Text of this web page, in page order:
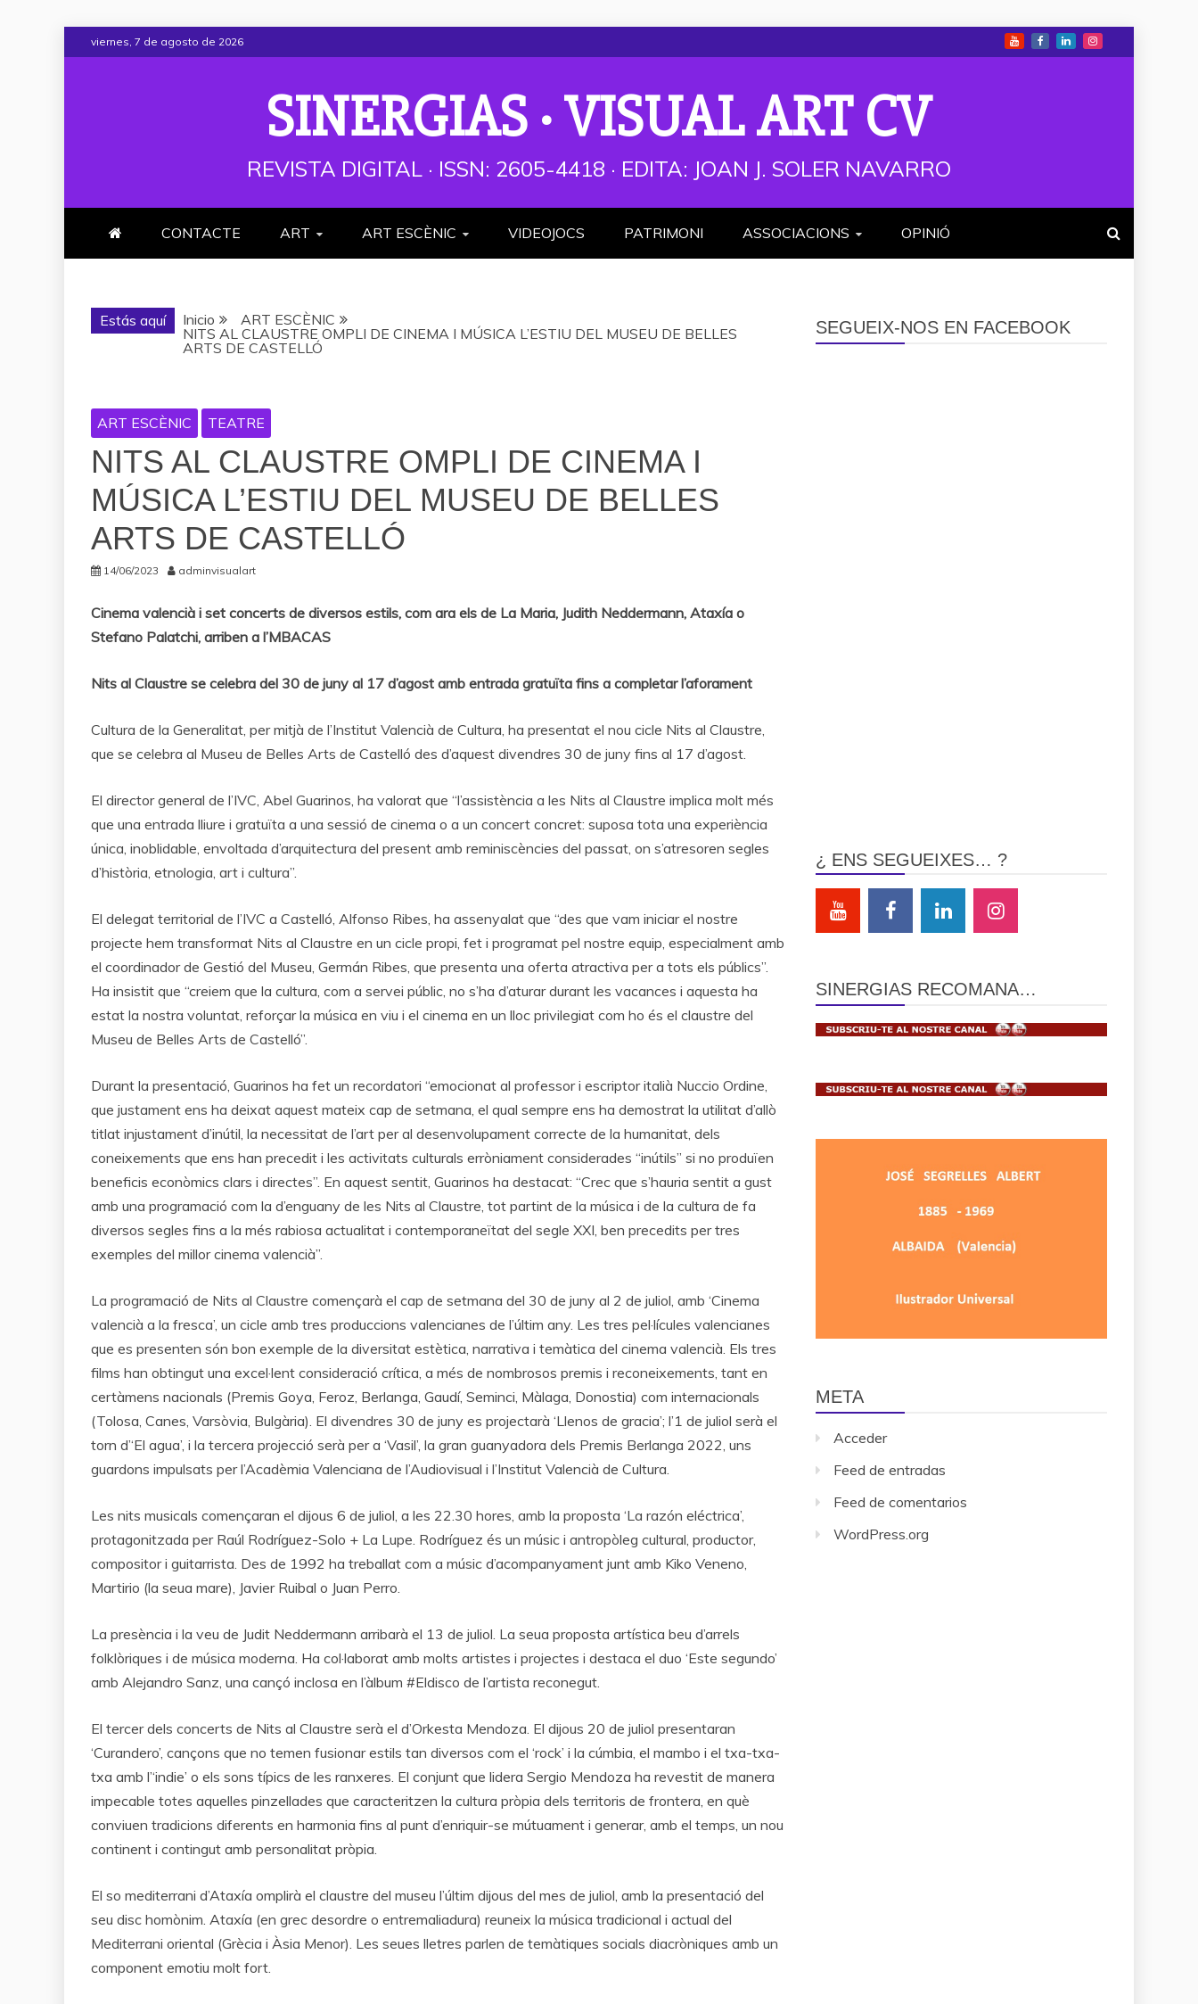
Saltar
al
viernes, 7 de agosto de 2026
SINERGIAS · VISUAL ART CV
REVISTA DIGITAL · ISSN: 2605-4418 · EDITA: JOAN J. SOLER NAVARRO
CONTACTE ART ART ESCÈNIC VIDEOJOCS PATRIMONI ASSOCIACIONS OPINIÓ
Estás aquí Inicio
ART ESCÈNIC
NITS AL CLAUSTRE OMPLI DE CINEMA I MÚSICA L’ESTIU DEL MUSEU DE BELLES
ARTS DE CASTELLÓ
ART ESCÈNIC TEATRE
NITS AL CLAUSTRE OMPLI DE CINEMA I
MÚSICA L’ESTIU DEL MUSEU DE BELLES
ARTS DE CASTELLÓ
14/06/2023 adminvisualart
Cinema valencià i set concerts de diversos estils, com ara els de La Maria, Judith Neddermann, Ataxía o
Stefano Palatchi, arriben a l’MBACAS
Nits al Claustre se celebra del 30 de juny al 17 d’agost amb entrada gratuïta fins a completar l’aforament
Cultura de la Generalitat, per mitjà de l’Institut Valencià de Cultura, ha presentat el nou cicle Nits al Claustre,
que se celebra al Museu de Belles Arts de Castelló des d’aquest divendres 30 de juny fins al 17 d’agost.
El director general de l’IVC, Abel Guarinos, ha valorat que “l’assistència a les Nits al Claustre implica molt més
que una entrada lliure i gratuïta a una sessió de cinema o a un concert concret: suposa tota una experiència
única, inoblidable, envoltada d’arquitectura del present amb reminiscències del passat, on s’atresoren segles
d’història, etnologia, art i cultura”.
El delegat territorial de l’IVC a Castelló, Alfonso Ribes, ha assenyalat que “des que vam iniciar el nostre
projecte hem transformat Nits al Claustre en un cicle propi, fet i programat pel nostre equip, especialment amb
el coordinador de Gestió del Museu, Germán Ribes, que presenta una oferta atractiva per a tots els públics”.
Ha insistit que “creiem que la cultura, com a servei públic, no s’ha d’aturar durant les vacances i aquesta ha
estat la nostra voluntat, reforçar la música en viu i el cinema en un lloc privilegiat com ho és el claustre del
Museu de Belles Arts de Castelló”.
Durant la presentació, Guarinos ha fet un recordatori “emocionat al professor i escriptor italià Nuccio Ordine,
que justament ens ha deixat aquest mateix cap de setmana, el qual sempre ens ha demostrat la utilitat d’allò
titlat injustament d’inútil, la necessitat de l’art per al desenvolupament correcte de la humanitat, dels
coneixements que ens han precedit i les activitats culturals erròniament considerades “inútils” si no produïen
beneficis econòmics clars i directes”. En aquest sentit, Guarinos ha destacat: “Crec que s’hauria sentit a gust
amb una programació com la d’enguany de les Nits al Claustre, tot partint de la música i de la cultura de fa
diversos segles fins a la més rabiosa actualitat i contemporaneïtat del segle XXI, ben precedits per tres
exemples del millor cinema valencià”.
La programació de Nits al Claustre començarà el cap de setmana del 30 de juny al 2 de juliol, amb ‘Cinema
valencià a la fresca’, un cicle amb tres produccions valencianes de l’últim any. Les tres pel·lícules valencianes
que es presenten són bon exemple de la diversitat estètica, narrativa i temàtica del cinema valencià. Els tres
films han obtingut una excel·lent consideració crítica, a més de nombrosos premis i reconeixements, tant en
certàmens nacionals (Premis Goya, Feroz, Berlanga, Gaudí, Seminci, Màlaga, Donostia) com internacionals
(Tolosa, Canes, Varsòvia, Bulgària). El divendres 30 de juny es projectarà ‘Llenos de gracia’; l’1 de juliol serà el
torn d’‘El agua’, i la tercera projecció serà per a ‘Vasil’, la gran guanyadora dels Premis Berlanga 2022, uns
guardons impulsats per l’Acadèmia Valenciana de l’Audiovisual i l’Institut Valencià de Cultura.
Les nits musicals començaran el dijous 6 de juliol, a les 22.30 hores, amb la proposta ‘La razón eléctrica’,
protagonitzada per Raúl Rodríguez-Solo + La Lupe. Rodríguez és un músic i antropòleg cultural, productor,
compositor i guitarrista. Des de 1992 ha treballat com a músic d’acompanyament junt amb Kiko Veneno,
Martirio (la seua mare), Javier Ruibal o Juan Perro.
La presència i la veu de Judit Neddermann arribarà el 13 de juliol. La seua proposta artística beu d’arrels
folklòriques i de música moderna. Ha col·laborat amb molts artistes i projectes i destaca el duo ‘Este segundo’
amb Alejandro Sanz, una cançó inclosa en l’àlbum #Eldisco de l’artista reconegut.
El tercer dels concerts de Nits al Claustre serà el d’Orkesta Mendoza. El dijous 20 de juliol presentaran
‘Curandero’, cançons que no temen fusionar estils tan diversos com el ‘rock’ i la cúmbia, el mambo i el txa-txa-
txa amb l’‘indie’ o els sons típics de les ranxeres. El conjunt que lidera Sergio Mendoza ha revestit de manera
impecable totes aquelles pinzellades que caracteritzen la cultura pròpia dels territoris de frontera, en què
conviuen tradicions diferents en harmonia fins al punt d’enriquir-se mútuament i generar, amb el temps, un nou
continent i contingut amb personalitat pròpia.
El so mediterrani d’Ataxía omplirà el claustre del museu l’últim dijous del mes de juliol, amb la presentació del
seu disc homònim. Ataxía (en grec desordre o entremaliadura) reuneix la música tradicional i actual del
Mediterrani oriental (Grècia i Àsia Menor). Les seues lletres parlen de temàtiques socials diacròniques amb un
component emotiu molt fort.
SEGUEIX-NOS EN FACEBOOK
¿ ENS SEGUEIXES… ?
SINERGIAS RECOMANA…
META
Acceder
Feed de entradas
Feed de comentarios
WordPress.org